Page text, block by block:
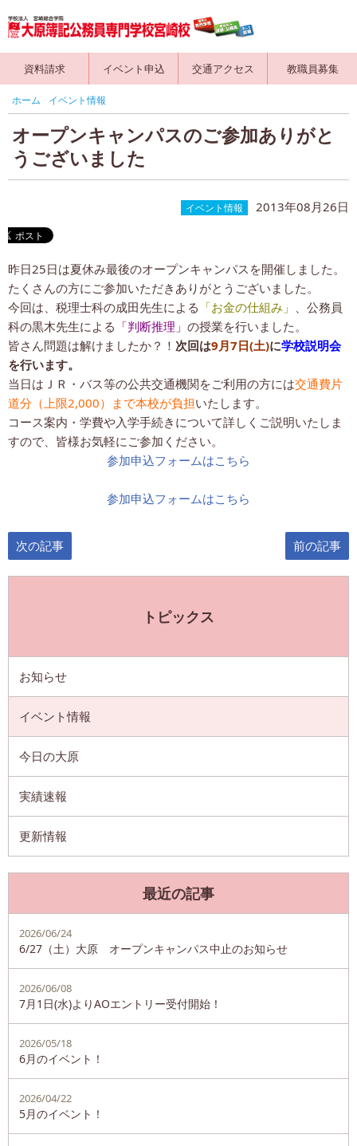
資料請求 イベント申込 交通アクセス 教職員募集
ホーム イベント情報
オープンキャンパスのご参加ありがと
うございました
イベント情報 2013年08月26日
昨日25日は夏休み最後のオープンキャンパスを開催しました。
たくさんの方にご参加いただきありがとうございました。
今回は、税理士科の成田先生による 「お金の仕組み」
、公務員
科の黒木先生による 「判断推理」 の授業を行いました。
皆さん問題は解けましたか？！ 次回は9月7日(土)に学校説明会
を行います。
当日はＪＲ・バス等の公共交通機関をご利用の方には交通費片
道分（上限2,000）まで本校が負担いたします。
コース案内・学費や入学手続きについて詳しくご説明いたしま
すので、皆様お気軽にご参加ください。
参加申込フォームはこちら
参加申込フォームはこちら
次の記事 前の記事
トピックス
お知らせ
イベント情報
今日の大原
実績速報
更新情報
最近の記事
2026/06/24
6/27（土）大原 オープンキャンパス中止のお知らせ
2026/06/08
7月1日(水)よりAOエントリー受付開始！
2026/05/18
6月のイベント！
2026/04/22
5月のイベント！